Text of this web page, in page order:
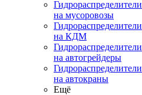
Гидрораспределители
на мусоровозы
Гидрораспределители
на КДМ
Гидрораспределители
на автогрейдеры
Гидрораспределители
на автокраны
Ещё